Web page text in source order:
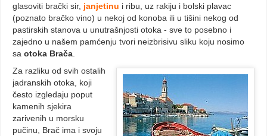
glasoviti brački sir, janjetinu i ribu, uz rakiju i bolski plavac
(poznato bračko vino) u nekoj od konoba ili u tišini nekog od
pastirskih stanova u unutrašnjosti otoka - sve to posebno i
zajedno u našem pamćenju tvori neizbrisivu sliku koju nosimo
sa otoka Brača
Za razliku od svih ostalih
jadranskih otoka, koji
često izgledaju poput
kamenih sjekira
zarivenih u morsku
pučinu, Brač ima i svoju